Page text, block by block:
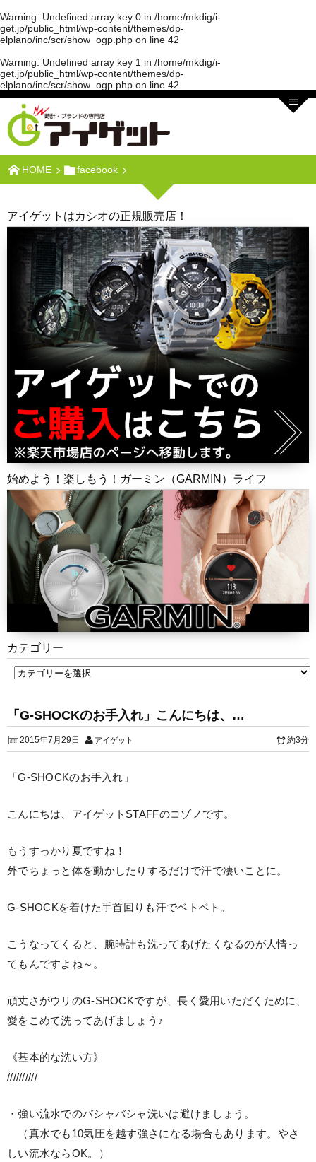
Warning: Undefined array key 0 in /home/mkdig/i-
get.jp/public_html/wp-content/themes/dp-
elplano/inc/scr/show_ogp.php on line 42
Warning: Undefined array key 1 in /home/mkdig/i-
get.jp/public_html/wp-content/themes/dp-
elplano/inc/scr/show_ogp.php on line 42
HOME facebook
アイゲットはカシオの正規販売店！
始めよう！楽しもう！ガーミン（GARMIN）ライフ
カテゴリー
「G-SHOCKのお手入れ」こんにちは、…
2015年7月29日 アイゲット 約3分
「G-SHOCKのお手入れ」
こんにちは、アイゲットSTAFFのコゾノです。
もうすっかり夏ですね！
外でちょっと体を動かしたりするだけで汗で凄いことに。
G-SHOCKを着けた手首回りも汗でベトベト。
こうなってくると、腕時計も洗ってあげたくなるのが人情っ
てもんですよね～。
頑丈さがウリのG-SHOCKですが、長く愛用いただくために、
愛をこめて洗ってあげましょう♪
《基本的な洗い方》
//////////
・強い流水でのバシャバシャ洗いは避けましょう。
（真水でも10気圧を越す強さになる場合もあります。やさ
しい流水ならOK。）